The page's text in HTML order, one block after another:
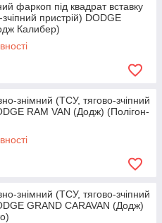
фаркоп під квадрат вставку
пристрій) DODGE
Калибер)
знімний (ТСУ, тягово-зчіпний
RAM VAN (Додж) (Полігон-
знімний (ТСУ, тягово-зчіпний
GRAND CARAVAN (Додж)